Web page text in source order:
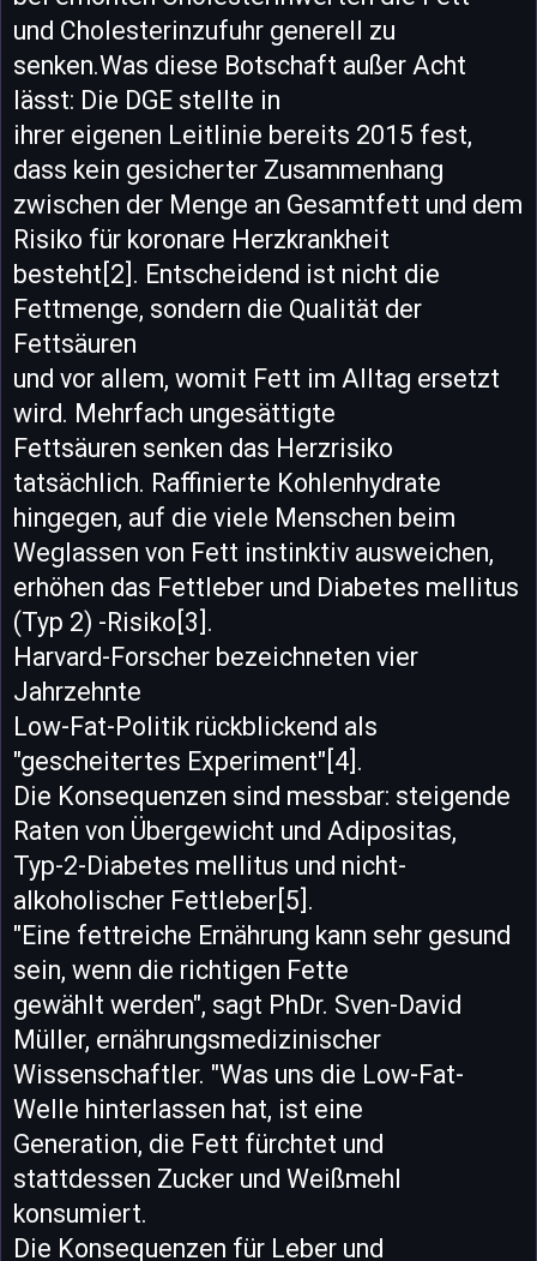
und Cholesterinzufuhr generell zu
senken.Was diese Botschaft außer Acht
lässt: Die DGE stellte in
ihrer eigenen Leitlinie bereits 2015 fest,
dass kein gesicherter Zusammenhang
zwischen der Menge an Gesamtfett und dem
Risiko für koronare Herzkrankheit
besteht[2]. Entscheidend ist nicht die
Fettmenge, sondern die Qualität der
Fettsäuren
und vor allem, womit Fett im Alltag ersetzt
wird. Mehrfach ungesättigte
Fettsäuren senken das Herzrisiko
tatsächlich. Raffinierte Kohlenhydrate
hingegen, auf die viele Menschen beim
Weglassen von Fett instinktiv ausweichen,
erhöhen das Fettleber und Diabetes mellitus
(Typ 2) -Risiko[3].
Harvard-Forscher bezeichneten vier
Jahrzehnte
Low-Fat-Politik rückblickend als
"gescheitertes Experiment"[4].
Die Konsequenzen sind messbar: steigende
Raten von Übergewicht und Adipositas,
Typ-2-Diabetes mellitus und nicht-
alkoholischer Fettleber[5].
"Eine fettreiche Ernährung kann sehr gesund
sein, wenn die richtigen Fette
gewählt werden", sagt PhDr. Sven-David
Müller, ernährungsmedizinischer
Wissenschaftler. "Was uns die Low-Fat-
Welle hinterlassen hat, ist eine
Generation, die Fett fürchtet und
stattdessen Zucker und Weißmehl
konsumiert.
Die Konsequenzen für Leber und